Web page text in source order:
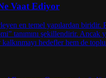
Vaat Ediyor